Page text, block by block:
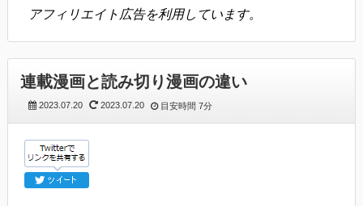
アフィリエイト広告を利用しています。
連載漫画と読み切り漫画の違い
2023.07.20 2023.07.20 目安時間 7分